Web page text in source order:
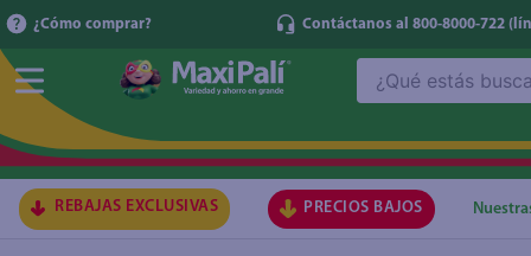
¿Cómo comprar? Contáctanos al 800-8000-722
REBAJAS EXCLUSIVAS PRECIOS BAJOS
Cereal Jack's Roditas -500 g
1.
2.